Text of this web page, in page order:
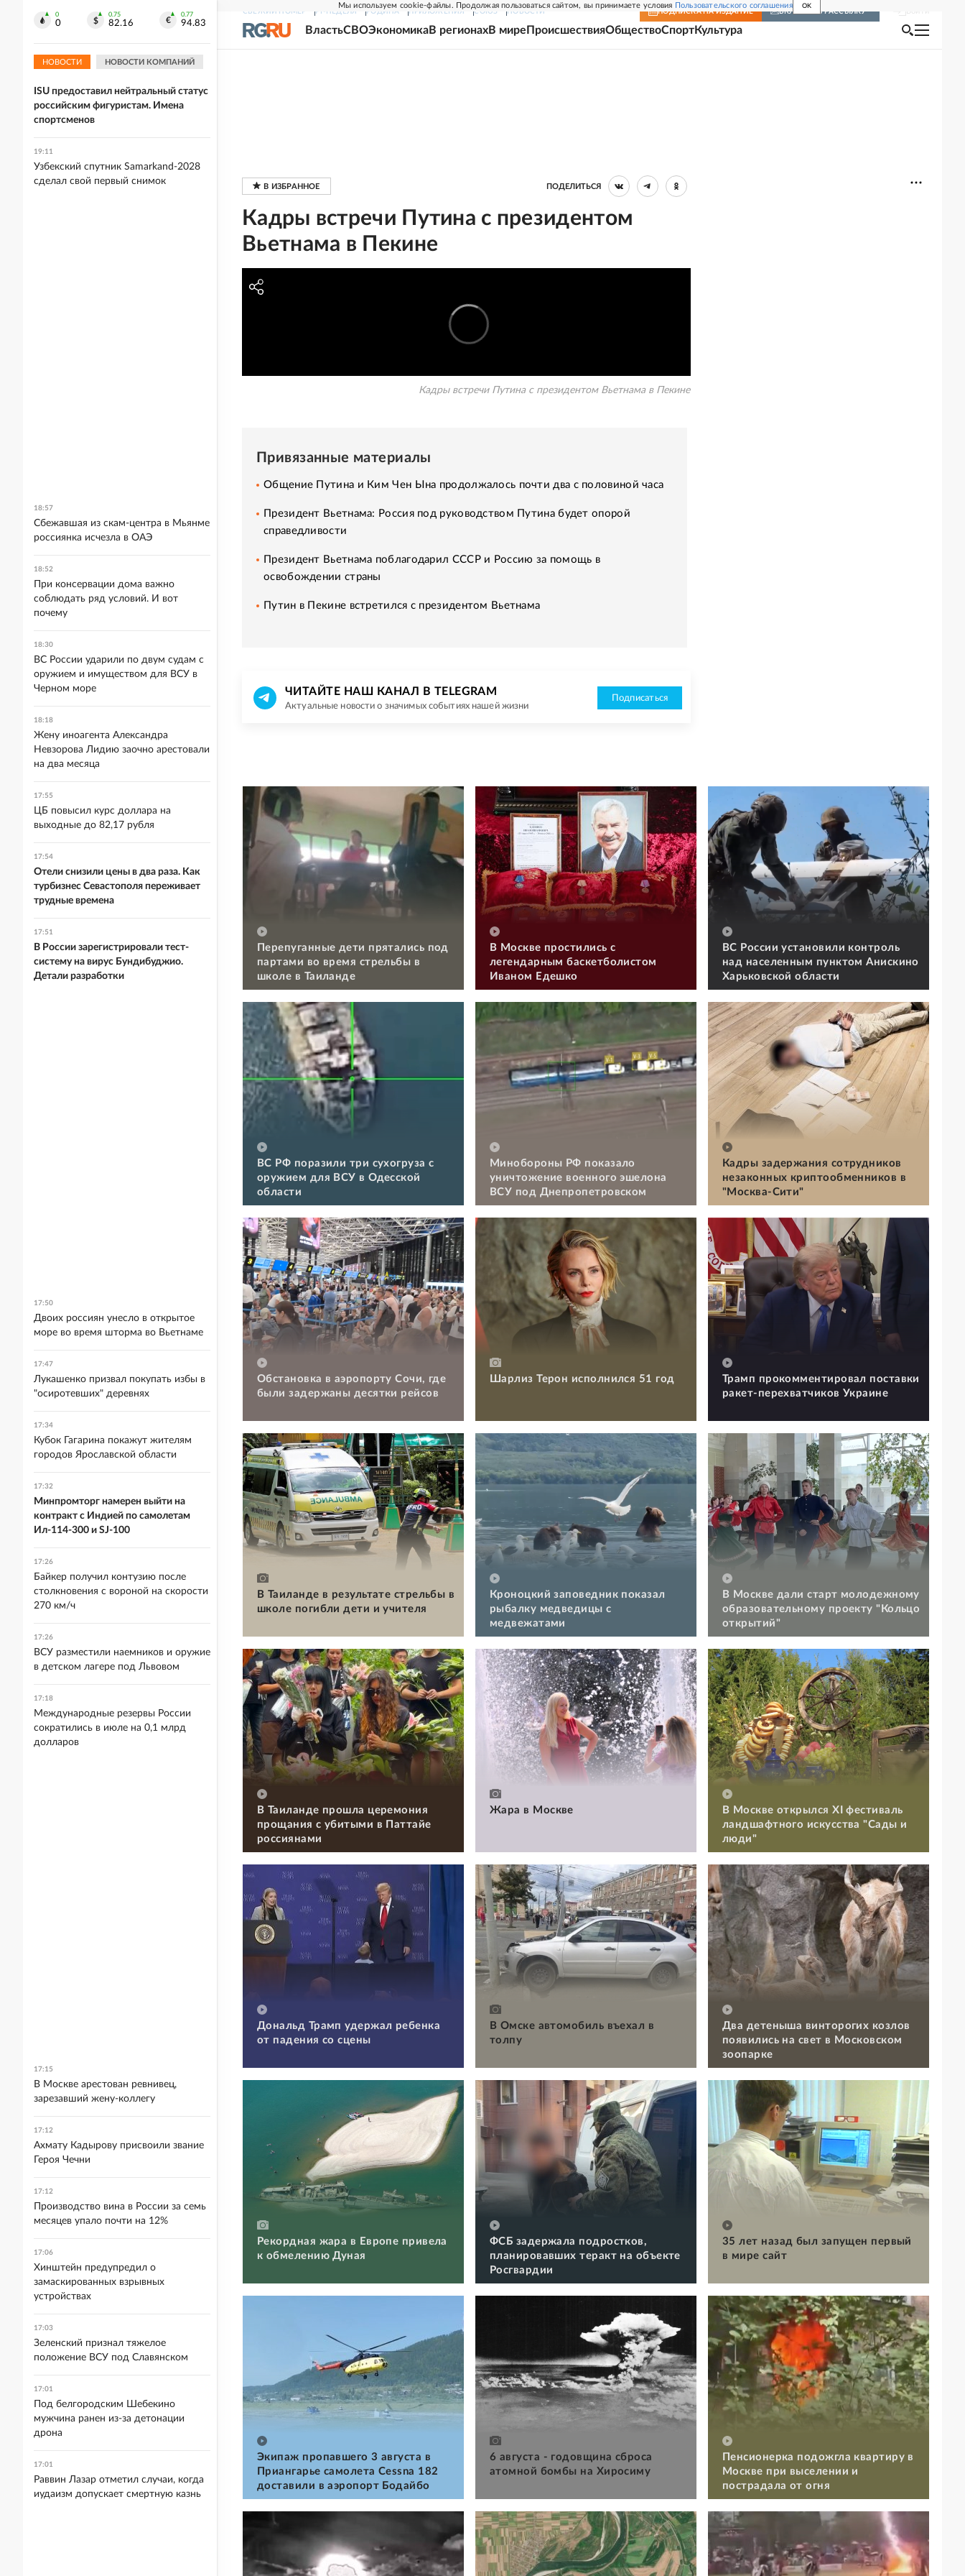
Мы используем cookie-файлы. Продолжая пользоваться сайтом, вы принимаете условия Пользовательского соглашения OK
СВЕЖИЙ НОМЕР РГ-НЕДЕЛЯ РОДИНА ПРИЛОЖЕНИЯ СОЮЗ НОВОСТИ ПОДПИСКА НА ИЗДАНИЕ ВКЛЮЧИТЬ РАССЫЛКУ
ВластьСВОЭкономикаВ регионахВ мире ПроисшествияОбществоСпортКультура
ПОДЕЛИТЬСЯ
Кадры встречи Путина с президентом
Вьетнама в Пекине
Кадры встречи Путина с президентом Вьетнама в Пекине
Привязанные материалы
Общение Путина и Ким Чен Ына продолжалось почти два с половиной часа
Президент Вьетнама: Россия под руководством Путина будет опорой
справедливости
Президент Вьетнама поблагодарил СССР и Россию за помощь в
освобождении страны
Путин в Пекине встретился с президентом Вьетнама
ЧИТАЙТЕ НАШ КАНАЛ В TELEGRAM
Актуальные новости о значимых событиях нашей жизни
Подписаться
Перепуганные дети прятались под
партами во время стрельбы в
школе в Таиланде
В Москве простились с
легендарным баскетболистом
Иваном Едешко
ВС России установили контроль
над населенным пунктом Анискино
Харьковской области
ВС РФ поразили три сухогруза с
оружием для ВСУ в Одесской
области
Минобороны РФ показало
уничтожение военного эшелона
ВСУ под Днепропетровском
Кадры задержания сотрудников
незаконных криптообменников в
"Москва-Сити"
Обстановка в аэропорту Сочи, где
были задержаны десятки рейсов
Шарлиз Терон исполнился 51 год
Трамп прокомментировал поставки
ракет-перехватчиков Украине
В Таиланде в результате стрельбы в
школе погибли дети и учителя
Кроноцкий заповедник показал
рыбалку медведицы с
медвежатами
В Москве дали старт молодежному
образовательному проекту "Кольцо
открытий"
В Таиланде прошла церемония
прощания с убитыми в Паттайе
россиянами
Жара в Москве
В Москве открылся XI фестиваль
ландшафтного искусства "Сады и
люди"
Дональд Трамп удержал ребенка
от падения со сцены
В Омске автомобиль въехал в
толпу
Два детеныша винторогих козлов
появились на свет в Московском
зоопарке
Рекордная жара в Европе привела
к обмелению Дуная
ФСБ задержала подростков,
планировавших теракт на объекте
Росгвардии
35 лет назад был запущен первый
в мире сайт
Экипаж пропавшего 3 августа в
Приангарье самолета Cessna 182
доставили в аэропорт Бодайбо
6 августа - годовщина сброса
атомной бомбы на Хиросиму
Пенсионерка подожгла квартиру в
Москве при выселении и
пострадала от огня
0
0
0.75
82.16
0.77
94.83
НОВОСТИ НОВОСТИ КОМПАНИЙ
Хорватия отказалась выдать визы
ISU предоставил нейтральный статус
российским фигуристам. Имена
спортсменов
19:11
Узбекский спутник Samarkand-2028
сделал свой первый снимок
18:57
Сбежавшая из скам-центра в Мьянме
россиянка исчезла в ОАЭ
18:52
При консервации дома важно
соблюдать ряд условий. И вот
почему
18:30
ВС России ударили по двум судам с
оружием и имуществом для ВСУ в
Черном море
18:18
Жену иноагента Александра
Невзорова Лидию заочно арестовали
на два месяца
17:55
ЦБ повысил курс доллара на
выходные до 82,17 рубля
17:54
Отели снизили цены в два раза. Как
турбизнес Севастополя переживает
трудные времена
17:51
В России зарегистрировали тест-
систему на вирус Бундибуджио.
Детали разработки
17:50
Двоих россиян унесло в открытое
море во время шторма во Вьетнаме
17:47
Лукашенко призвал покупать избы в
"осиротевших" деревнях
17:34
Кубок Гагарина покажут жителям
городов Ярославской области
17:32
Минпромторг намерен выйти на
контракт с Индией по самолетам
Ил-114-300 и SJ-100
17:26
Байкер получил контузию после
столкновения с вороной на скорости
270 км/ч
17:26
ВСУ разместили наемников и оружие
в детском лагере под Львовом
17:18
Международные резервы России
сократились в июле на 0,1 млрд
долларов
17:15
В Москве арестован ревнивец,
зарезавший жену-коллегу
17:12
Ахмату Кадырову присвоили звание
Героя Чечни
17:12
Производство вина в России за семь
месяцев упало почти на 12%
17:06
Хинштейн предупредил о
замаскированных взрывных
устройствах
17:03
Зеленский признал тяжелое
положение ВСУ под Славянском
17:01
Под белгородским Шебекино
мужчина ранен из-за детонации
дрона
17:01
Раввин Лазар отметил случаи, когда
иудаизм допускает смертную казнь